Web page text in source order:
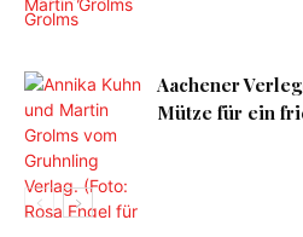
Aachener
Mütze für ein